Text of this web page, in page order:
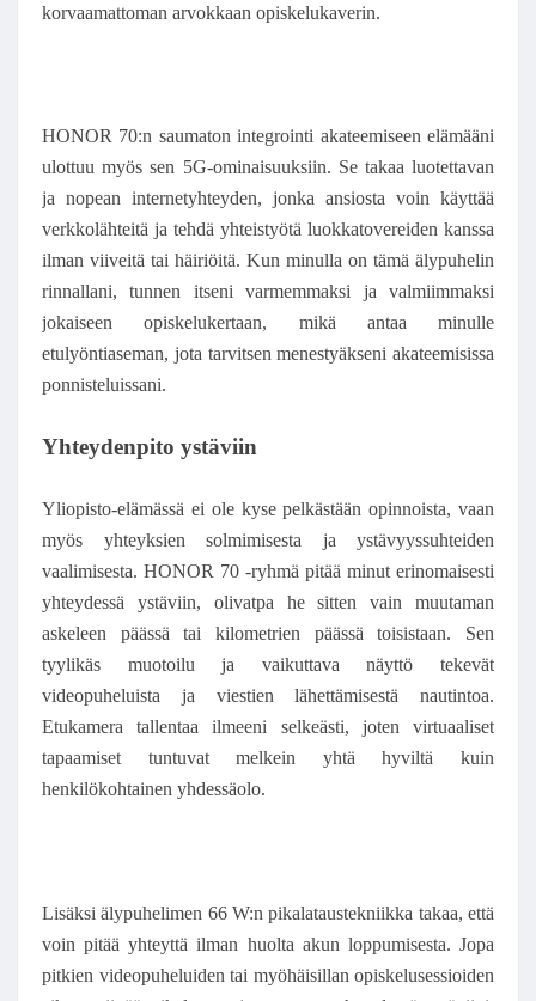
korvaamattoman arvokkaan opiskelukaverin.
HONOR 70:n saumaton integrointi akateemiseen elämääni
ulottuu myös sen 5G-ominaisuuksiin. Se takaa luotettavan
ja nopean internetyhteyden, jonka ansiosta voin käyttää
verkkolähteitä ja tehdä yhteistyötä luokkatovereiden kanssa
ilman viiveitä tai häiriöitä. Kun minulla on tämä älypuhelin
rinnallani, tunnen itseni varmemmaksi ja valmiimmaksi
jokaiseen opiskelukertaan, mikä antaa minulle
etulyöntiaseman, jota tarvitsen menestyäkseni akateemisissa
ponnisteluissani.
Yhteydenpito ystäviin
Yliopisto-elämässä ei ole kyse pelkästään opinnoista, vaan
myös yhteyksien solmimisesta ja ystävyyssuhteiden
vaalimisesta. HONOR 70 -ryhmä pitää minut erinomaisesti
yhteydessä ystäviin, olivatpa he sitten vain muutaman
askeleen päässä tai kilometrien päässä toisistaan. Sen
tyylikäs muotoilu ja vaikuttava näyttö tekevät
videopuheluista ja viestien lähettämisestä nautintoa.
Etukamera tallentaa ilmeeni selkeästi, joten virtuaaliset
tapaamiset tuntuvat melkein yhtä hyviltä kuin
henkilökohtainen yhdessäolo.
Lisäksi älypuhelimen 66 W:n pikalataustekniikka takaa, että
voin pitää yhteyttä ilman huolta akun loppumisesta. Jopa
pitkien videopuheluiden tai myöhäisillan opiskelusessioiden